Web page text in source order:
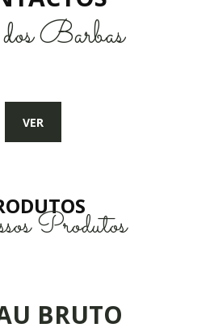
Barbas
VER
Produtos
BRUTO